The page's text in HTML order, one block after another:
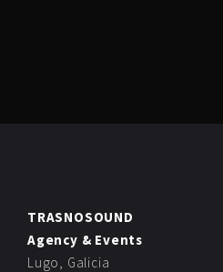
TRASNOSOUND
Agency & Events
Lugo, Galicia